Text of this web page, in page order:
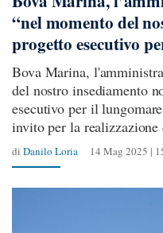
“nel momento del
progetto esecutivo
Bova Marina,
del nostro insediamento
esecutivo per il
invito per la
di Danilo Loria 14 Mag 2025 |